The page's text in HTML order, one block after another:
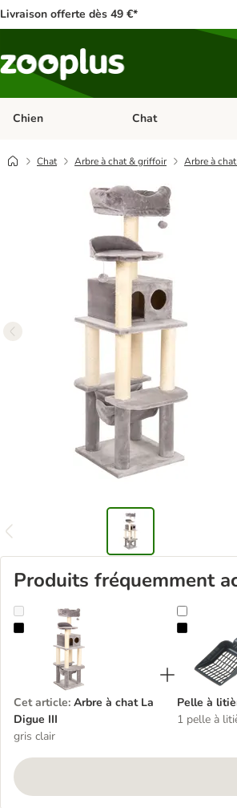
Livraison offerte dès 49 €*
Chien Dérouler les
Chat
Chat Arbre à chat & griffoir Arbre à
Produits fréquemment
Arbre à chat La Digue III
Cet article: Arbre à chat La
Digue III
gris clair
Pelle à
Pelle à
1 pelle à